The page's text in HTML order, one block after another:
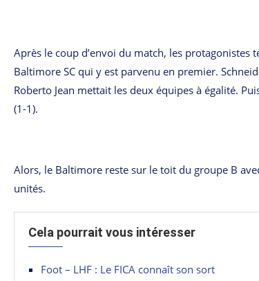
Après le coup d’envoi du match, les protagonistes
Baltimore SC qui y est parvenu en premier.
Roberto Jean mettait les deux équipes à égalité.
(1-1).
Alors, le Baltimore reste sur le toit du groupe B
unités.
Cela pourrait vous intéresser
Foot – LHF : Le FICA connaît son sort